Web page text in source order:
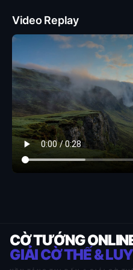
Video Replay
CỜ TƯỚNG
GIẢI CỜ THẾ &